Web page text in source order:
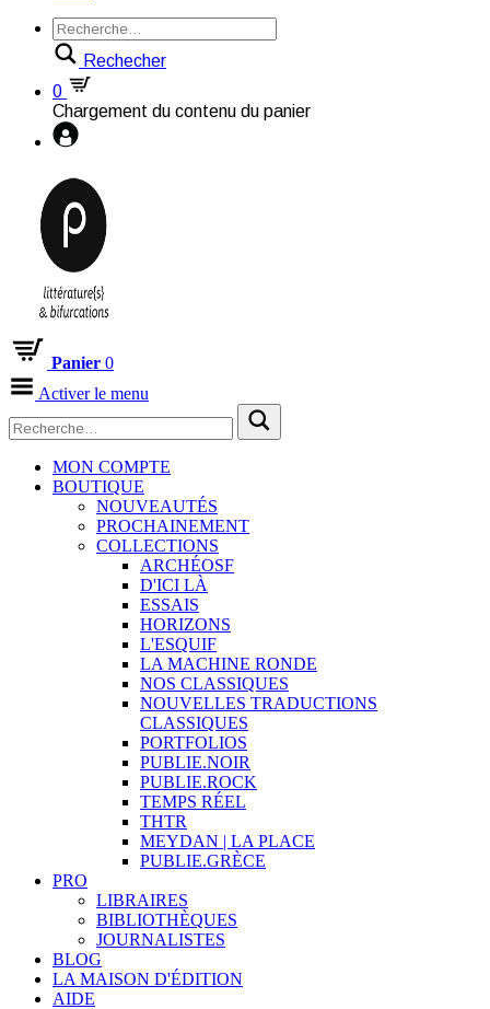
Rechecher
0
Chargement du contenu du panier
Panier 0
Activer le menu
MON COMPTE
BOUTIQUE
NOUVEAUTÉS
PROCHAINEMENT
COLLECTIONS
ARCHÉOSF
D'ICI LÀ
ESSAIS
HORIZONS
L'ESQUIF
LA MACHINE RONDE
NOS CLASSIQUES
NOUVELLES TRADUCTIONS
CLASSIQUES
PORTFOLIOS
PUBLIE.NOIR
PUBLIE.ROCK
TEMPS RÉEL
THTR
MEYDAN | LA PLACE
PUBLIE.GRÈCE
PRO
LIBRAIRES
BIBLIOTHÈQUES
JOURNALISTES
BLOG
LA MAISON D'ÉDITION
AIDE